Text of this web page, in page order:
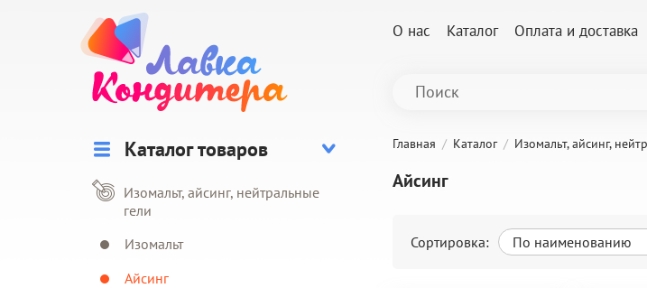
О нас Каталог Оплата и доставка
Изомальт, айсинг, нейтральные
гели
Изомальт
Айсинг
Главная Каталог Изомальт, айсинг,
Айсинг
Сортировка: По наименованию